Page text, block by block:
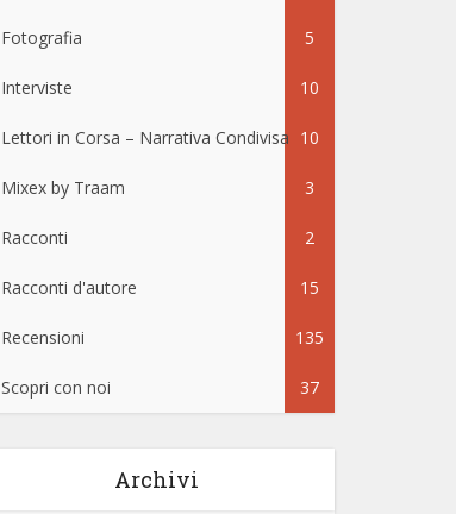
Fotografia 5
Interviste 10
Lettori in Corsa – Narrativa Condivisa 10
Mixex by Traam 3
Racconti 2
Racconti d'autore 15
Recensioni 135
Scopri con noi 37
Archivi